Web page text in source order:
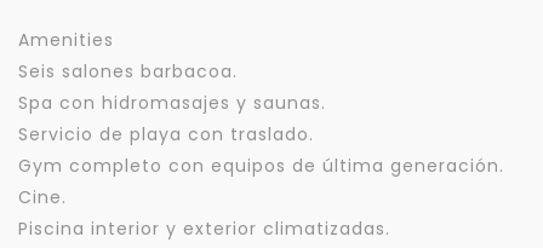
Amenities
Seis salones barbacoa.
Spa con hidromasajes y saunas.
Servicio de playa con traslado.
Gym completo con equipos de última generación.
Cine.
Piscina interior y exterior climatizadas.